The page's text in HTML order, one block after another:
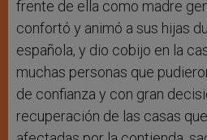
frente de ella como madre
confortó y animó a sus hijas
española, y dio cobijo en la
muchas personas que
de confianza y con gran
recuperación de las casas